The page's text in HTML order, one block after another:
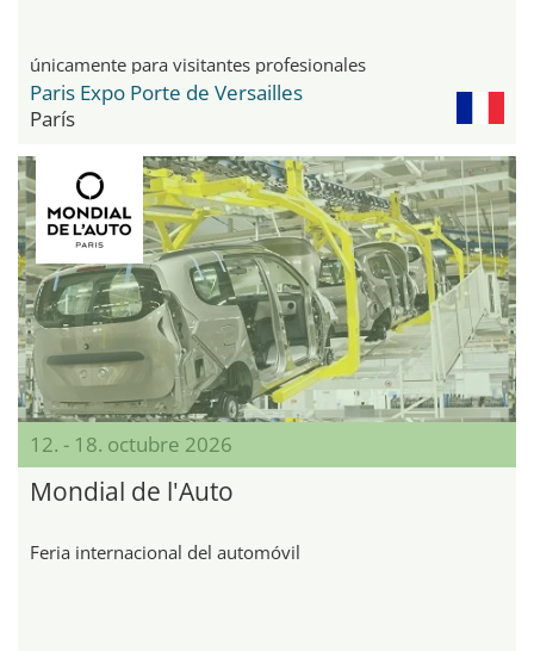
únicamente para visitantes profesionales
Paris Expo Porte de Versailles
París
12. - 18. octubre 2026
Mondial de l'Auto
Feria internacional del automóvil